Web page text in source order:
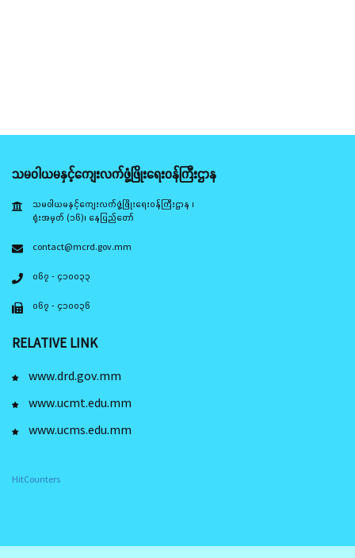
သမဝါယမနှင့်ကျေးလက်ဖွံ့ဖြိုးရေးဝန်ကြီးဌာန
သမဝါယမနှင့်ကျေးလက်ဖွံ့ဖြိုးရေးဝန်ကြီးဌာန ၊
ရုံးအမှတ် (၁၆)၊ နေပြည်တော်
contact@mcrd.gov.mm
၀၆၇ - ၄၁၀၀၃၃
၀၆၇ - ၄၁၀၀၃၆
RELATIVE LINK
www.drd.gov.mm
www.ucmt.edu.mm
www.ucms.edu.mm
HitCounters